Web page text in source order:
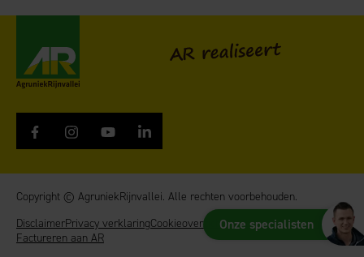
Onze specialisten
AR realiseert
Copyright © AgruniekRijnvallei. Alle rechten voorbehouden.
DisclaimerPrivacy verklaringCookieoverzichtAlgemene Voorwaarden
Factureren aan AR